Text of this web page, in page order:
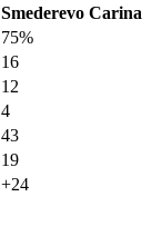
Smederevo Carina
75%
16
12
4
43
19
+24